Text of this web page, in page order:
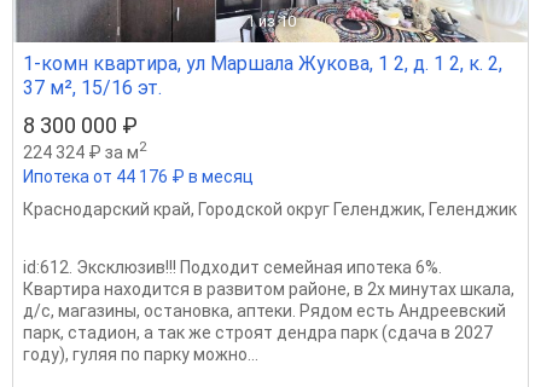
1 из 10
1-комн квартира, ул Маршала Жукова, 1 2, д. 1 2, к. 2,
37 м², 15/16 эт.
8 300 000 ₽
224 324 ₽ за м2
Ипотека от 44 176 ₽ в месяц
Краснодарский край, Городской округ Геленджик, Геленджик
id:612. Эксклюзив!!! Подходит семейная ипотека 6%.
Квартира находится в развитом районе, в 2х минутах шкала,
д/с, магазины, остановка, аптеки. Рядом есть Андреевский
парк, стадион, а так же строят дендра парк (сдача в 2027
году), гуляя по парку можно...